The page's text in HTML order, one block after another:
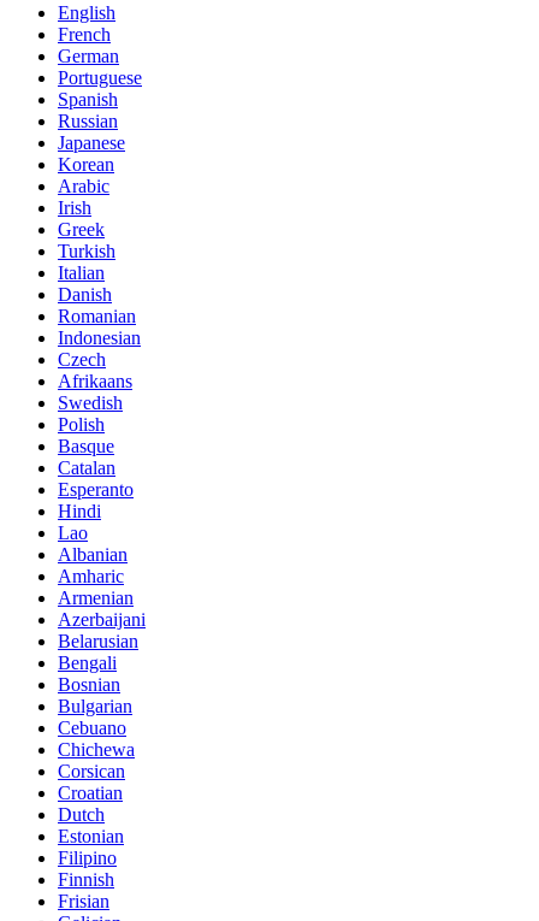
English
French
German
Portuguese
Spanish
Russian
Japanese
Korean
Arabic
Irish
Greek
Turkish
Italian
Danish
Romanian
Indonesian
Czech
Afrikaans
Swedish
Polish
Basque
Catalan
Esperanto
Hindi
Lao
Albanian
Amharic
Armenian
Azerbaijani
Belarusian
Bengali
Bosnian
Bulgarian
Cebuano
Chichewa
Corsican
Croatian
Dutch
Estonian
Filipino
Finnish
Frisian